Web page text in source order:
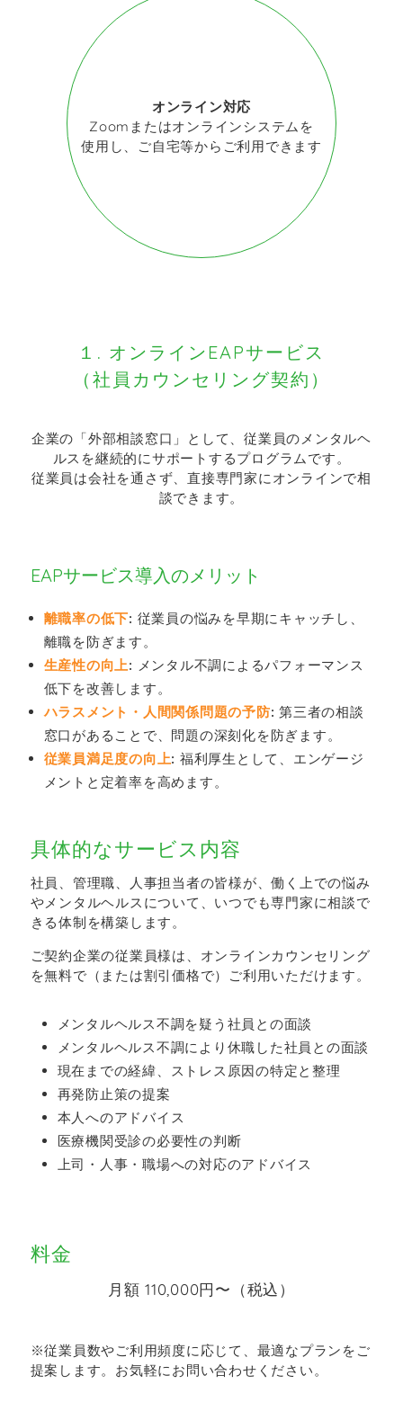
オンライン対応
Zoomまたはオンラインシステムを
使用し、ご自宅等からご利用できます
１. オンラインEAPサービス
（社員カウンセリング契約）
企業の「外部相談窓口」として、従業員のメンタルヘ
ルスを継続的にサポートするプログラムです。
従業員は会社を通さず、直接専門家にオンラインで相
談できます。
EAPサービス導入のメリット
離職率の低下: 従業員の悩みを早期にキャッチし、
離職を防ぎます。
生産性の向上: メンタル不調によるパフォーマンス
低下を改善します。
ハラスメント・人間関係問題の予防: 第三者の相談
窓口があることで、問題の深刻化を防ぎます。
従業員満足度の向上: 福利厚生として、エンゲージ
メントと定着率を高めます。
具体的なサービス内容
社員、管理職、人事担当者の皆様が、働く上での悩み
やメンタルヘルスについて、いつでも専門家に相談で
きる体制を構築します。
ご契約企業の従業員様は、オンラインカウンセリング
を無料で（または割引価格で）ご利用いただけます。
メンタルヘルス不調を疑う社員との面談
メンタルヘルス不調により休職した社員との面談
現在までの経緯、ストレス原因の特定と整理
再発防止策の提案
本人へのアドバイス
医療機関受診の必要性の判断
上司・人事・職場への対応のアドバイス
料金
月額 110,000円〜（税込）
※従業員数やご利用頻度に応じて、最適なプランをご
提案します。お気軽にお問い合わせください。